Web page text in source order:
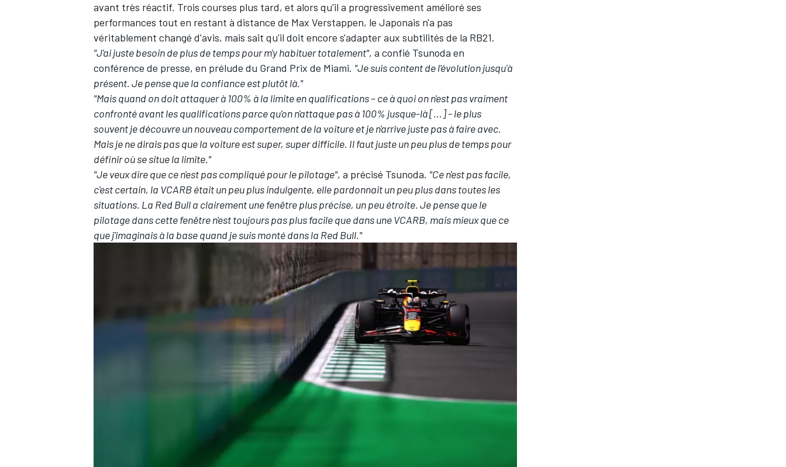
WEC
avant très réactif. Trois courses plus tard, et alors qu'il a progressivement amélioré ses
performances tout en restant à distance de Max Verstappen, le Japonais n'a pas
véritablement changé d'avis, mais sait qu'il doit encore s'adapter aux subtilités de la RB21.
"J'ai juste besoin de plus de temps pour m'y habituer totalement", a confié Tsunoda en
conférence de presse, en prélude du Grand Prix de Miami. "Je suis content de l'évolution jusqu'à
présent. Je pense que la confiance est plutôt là."
"Mais quand on doit attaquer à 100% à la limite en qualifications – ce à quoi on n'est pas vraiment
confronté avant les qualifications parce qu'on n'attaque pas à 100% jusque-là [...] - le plus
souvent je découvre un nouveau comportement de la voiture et je n'arrive juste pas à faire avec.
Mais je ne dirais pas que la voiture est super, super difficile. Il faut juste un peu plus de temps pour
définir où se situe la limite."
"Je veux dire que ce n'est pas compliqué pour le pilotage", a précisé Tsunoda. "Ce n'est pas facile,
c'est certain, la VCARB était un peu plus indulgente, elle pardonnait un peu plus dans toutes les
situations. La Red Bull a clairement une fenêtre plus précise, un peu étroite. Je pense que le
pilotage dans cette fenêtre n'est toujours pas plus facile que dans une VCARB, mais mieux que ce
que j'imaginais à la base quand je suis monté dans la Red Bull."